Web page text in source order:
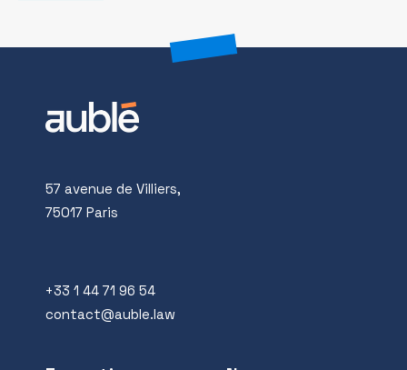
57 avenue de Villiers,
75017 Paris
+33 1 44 71 96 54
contact@auble.law